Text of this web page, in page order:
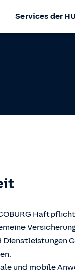
Services der
und mobile